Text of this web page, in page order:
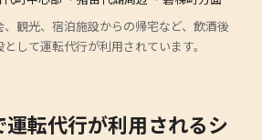
観光、宿泊施設からの帰宅など、飲酒後
して運転代行が利用されています。
転代行が利用されるシ